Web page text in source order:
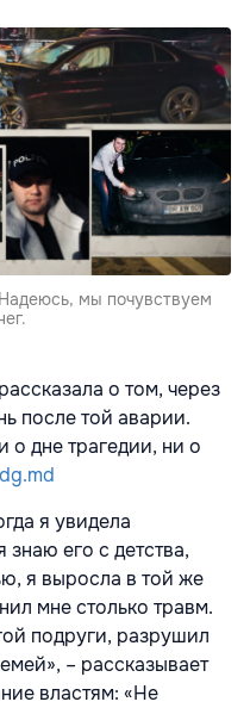
мы почувствуем
о том, через
после той аварии.
о дне трагедии, ни о
я увидела
его с детства,
я выросла в той же
мне столько травм.
подруги, разрушил
– рассказывает
властям: «Не